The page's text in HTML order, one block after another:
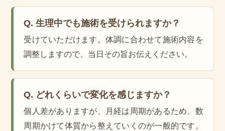
Q. 生理中でも施術を受けられますか？
受けていただけます。体調に合わせて施術内容を
調整しますので、当日その旨お伝えください。
Q. どれくらいで変化を感じますか？
個人差がありますが、月経は周期があるため、数
周期かけて体質から整えていくのが一般的です。